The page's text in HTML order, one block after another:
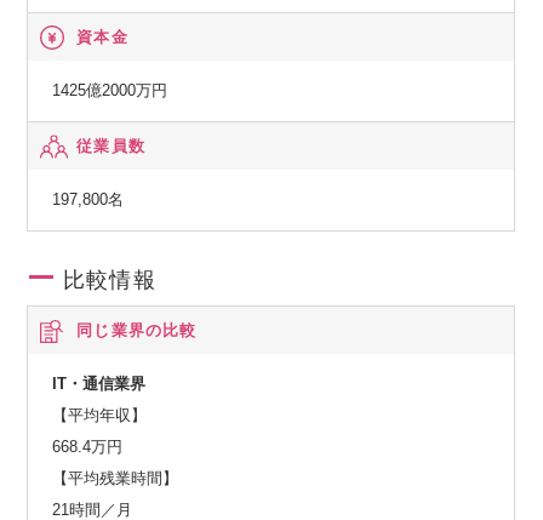
資本金
1425億2000万円
従業員数
197,800名
比較情報
同じ業界の比較
IT・通信業界
【平均年収】
668.4万円
【平均残業時間】
21時間／月